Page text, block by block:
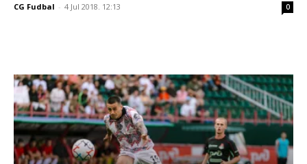
CG Fudbal - 4 Jul 2018. 12:13 0